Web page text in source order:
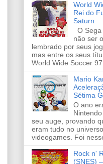
World
Rei do
Saturn
O
não ser
lembrado por seus
mas entre os seus
World Wide Soccer 97
Mario
Sétima
O ano
seu auge, provando
eram tudo no
videogames. Foi
Rock n'
(SNES)